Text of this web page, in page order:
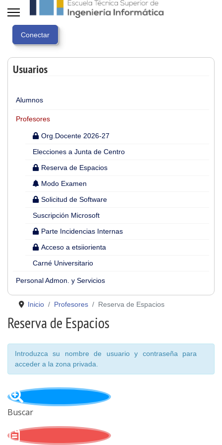
Usuarios
Alumnos
Profesores
Org.Docente 2026-27
Elecciones a Junta de Centro
Reserva de Espacios
Modo Examen
Solicitud de Software
Suscripción Microsoft
Parte Incidencias Internas
Acceso a etsiiorienta
Carné Universitario
Personal Admon. y Servicios
Inicio Profesores Reserva de Espacios
Reserva de Espacios
Introduzca su nombre de usuario y contraseña para
acceder a la zona privada.
Buscar